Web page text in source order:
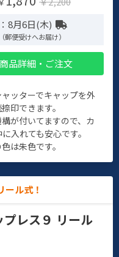
8月6日(木)
郵便受けへお届け）
商品詳細・ご注文
ッターでキャップを外
印できます。
が付いてますので、カ
入れても安心です。
は朱色です。
ール式！
プレス９ リール